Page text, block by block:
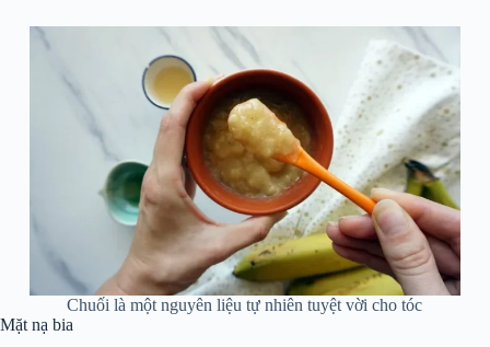
Chuối là một nguyên liệu tự nhiên tuyệt vời cho tóc
Mặt nạ bia